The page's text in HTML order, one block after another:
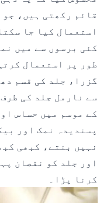
قائم رکھتی ہیں،
استعمال کیا جا
کئی برسوں سے میں
طور پر استعمال
گزرا، جلد کی قسم
سے نارمل جلد کی
کے موسم میں حساس
پسندیدہ نمک اور
نہیں بنتے، کبھی
اور جلد کو نقصان
کرنا پڑا۔